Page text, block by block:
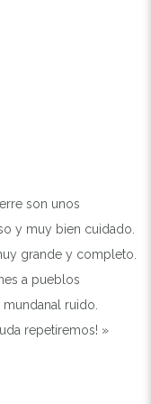
son unos
y muy bien cuidado.
grande y completo.
a pueblos
ruido.
repetiremos! »